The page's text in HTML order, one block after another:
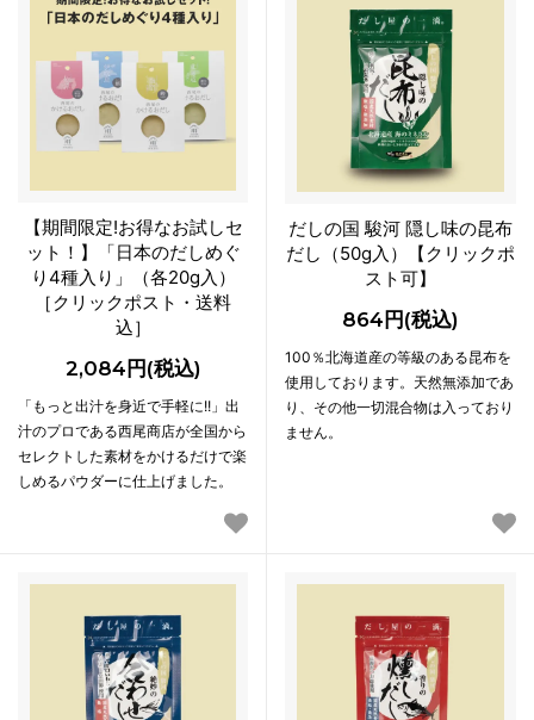
【期間限定!お得なお試しセ
ット！】「日本のだしめぐ
り4種入り」（各20g入）
［クリックポスト・送料
込］
2,084円(税込)
「もっと出汁を身近で手軽に!!」出
汁のプロである西尾商店が全国から
セレクトした素材をかけるだけで楽
しめるパウダーに仕上げました。
だしの国 駿河 隠し味の昆布
だし（50g入）【クリックポ
スト可】
864円(税込)
100％北海道産の等級のある昆布を
使用しております。天然無添加であ
り、その他一切混合物は入っており
ません。